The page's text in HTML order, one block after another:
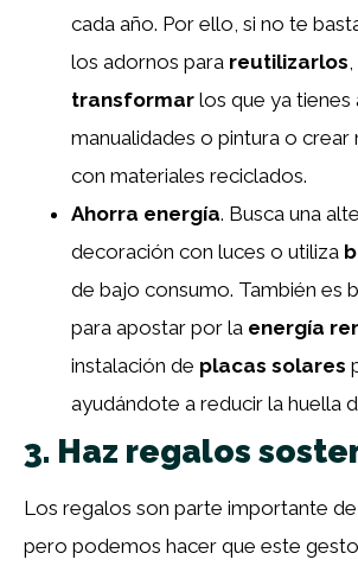
cada año. Por ello, si no te
los adornos para reutilizarlos
transformar los que ya tienes
manualidades o pintura o crear
con materiales reciclados.
Ahorra energía. Busca una
decoración con luces o utiliza
de bajo consumo. También es
para apostar por la energía
instalación de placas solares
ayudándote a reducir la huella
3. Haz regalos
Los regalos son parte importante de
pero podemos hacer que este